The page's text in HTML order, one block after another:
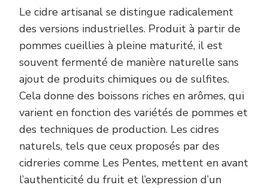
Le cidre artisanal se distingue radicalement
des versions industrielles. Produit à partir de
pommes cueillies à pleine maturité, il est
souvent fermenté de manière naturelle sans
ajout de produits chimiques ou de sulfites.
Cela donne des boissons riches en arômes, qui
varient en fonction des variétés de pommes et
des techniques de production. Les cidres
naturels, tels que ceux proposés par des
cidreries comme Les Pentes, mettent en avant
l’authenticité du fruit et l’expression d’un